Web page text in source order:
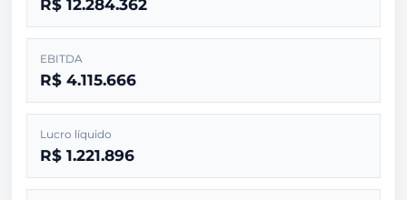
R$ 12.284.362
EBITDA
R$ 4.115.666
Lucro líquido
R$ 1.221.896